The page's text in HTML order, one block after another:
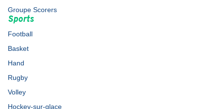
Groupe Scorers
Sports
Football
Basket
Hand
Rugby
Volley
Hockey-sur-glace